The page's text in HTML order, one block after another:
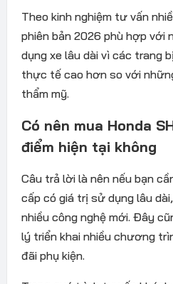
Theo kinh nghiệm tư vấn
phiên bản 2026 phù hợp với
dụng xe lâu dài vì các trang
thực tế cao hơn so với
thẩm mỹ.
Có nên mua Honda
điểm hiện tại không
Câu trả lời là nên nếu bạn
cấp có giá trị sử dụng lâu
nhiều công nghệ mới. Đây
lý triển khai nhiều chương
đãi phụ kiện.